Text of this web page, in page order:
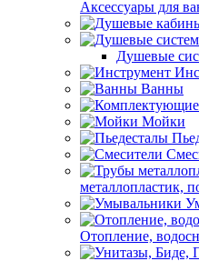
Аксессуары для
Душевые
Ванны
Мойки
металлопластик,
Отопление,